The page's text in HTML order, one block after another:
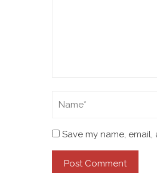
Save my name,